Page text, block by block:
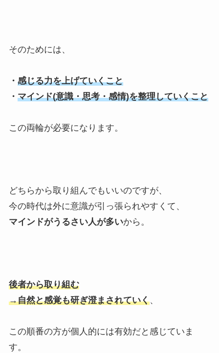
そのためには、
・ 感じる力を上げていくこと
・ マインド(意識・思考・感情)を整理していくこと
この両輪が必要になります。
どちらから取り組んでもいいのですが、
今の時代は外に意識が引っ張られやすくて、
マインドがうるさい人が多いから。
後者から取り組む
→自然と感覚も研ぎ澄まされていく、
この順番の方が個人的には有効だと感じていま
す。